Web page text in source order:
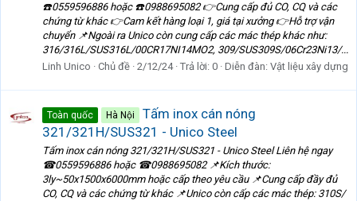
☎️0559596886 hoặc ☎️0988695082 👉Cung cấp đủ CO, CQ và các
chứng từ khác 👉Cam kết hàng loại 1, giá tại xưởng 👉Hỗ trợ vận
chuyển 📌Ngoài ra Unico còn cung cấp các mác thép khác như:
316/316L/SUS316L/00CR17NI14MO2, 309/SUS309S/06Cr23Ni13/...
Linh Unico
Chủ đề 2/12/24 Trả lời: 0 Diễn đàn: Vật liệu xây dựng
Toàn quốc Hà Nội
Tấm inox cán nóng
321/321H/SUS321 - Unico Steel
Tấm inox cán nóng 321/321H/SUS321 - Unico Steel Liên hệ ngay
☎0559596886 hoặc ☎0988695082 📌Kích thước:
3ly~50x1500x6000mm hoặc cấp theo yêu cầu 📌Cung cấp đầy đủ
CO, CQ và các chứng từ khác 📌Unico còn cấp các mác thép: 310S/